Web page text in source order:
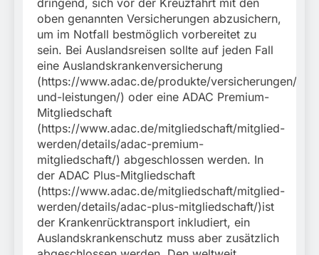
oben genannten Versicherungen abzusichern,
um im Notfall bestmöglich vorbereitet zu
sein. Bei Auslandsreisen sollte auf jeden Fall
eine Auslandskrankenversicherung
(https://www.adac.de/produkte/versicherungen/
und-leistungen/) oder eine ADAC Premium-
Mitgliedschaft
(https://www.adac.de/mitgliedschaft/mitglied-
werden/details/adac-premium-
mitgliedschaft/) abgeschlossen werden. In
der ADAC Plus-Mitgliedschaft
(https://www.adac.de/mitgliedschaft/mitglied-
werden/details/adac-plus-mitgliedschaft/)ist
der Krankenrücktransport inkludiert, ein
Auslandskrankenschutz muss aber zusätzlich